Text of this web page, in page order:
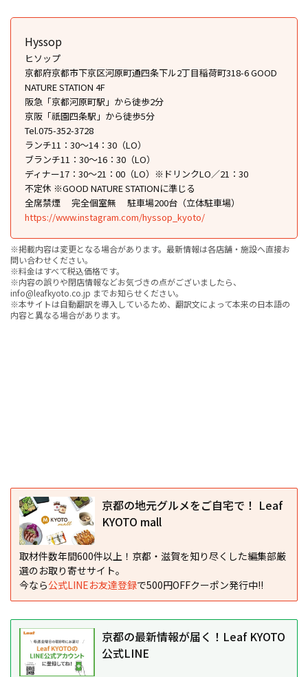
Hyssop
ヒソップ
京都府京都市下京区河原町通四条下ル2丁目稲荷町318-6 GOOD
NATURE STATION 4F
阪急「京都河原町駅」から徒歩2分
京阪「祇園四条駅」から徒歩5分
Tel.075-352-3728
ランチ11：30〜14：30（LO）
ブランチ11：30〜16：30（LO）
ディナー17：30〜21：00（LO）※ドリンクLO／21：30
不定休 ※GOOD NATURE STATIONに準じる
全席禁煙
完全個室無
駐車場200台（立体駐車場）
https://www.instagram.com/hyssop_kyoto/
※掲載内容は変更となる場合があります。最新情報は各店舗・施設へ直接お
問い合わせください。
※料金はすべて税込価格です。
※内容の誤りや閉店情報などお気づきの点がございましたら、
info@leafkyoto.co.jp までお知らせください。
※本サイトは自動翻訳を導入しているため、翻訳文によって本来の日本語の
内容と異なる場合があります。
京都の地元グルメをご自宅で！ Leaf
KYOTO mall
取材件数年間600件以上！京都・滋賀を知り尽くした編集部厳
選のお取り寄せサイト。
今なら公式LINEお友達登録で500円OFFクーポン発行中!!
京都の最新情報が届く！Leaf KYOTO
公式LINE